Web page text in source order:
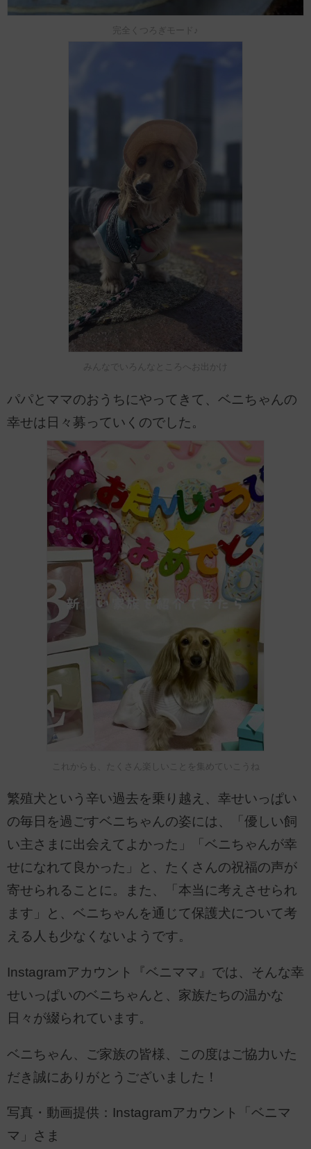
完全くつろぎモード♪
みんなでいろんなところへお出かけ
パパとママのおうちにやってきて、ベニちゃんの
幸せは日々募っていくのでした。
これからも、たくさん楽しいことを集めていこうね
繁殖犬という辛い過去を乗り越え、幸せいっぱい
の毎日を過ごすベニちゃんの姿には、「優しい飼
い主さまに出会えてよかった」「ベニちゃんが幸
せになれて良かった」と、たくさんの祝福の声が
寄せられることに。また、「本当に考えさせられ
ます」と、ベニちゃんを通じて保護犬について考
える人も少なくないようです。
Instagramアカウント『ベニママ』では、そんな幸
せいっぱいのベニちゃんと、家族たちの温かな
日々が綴られています。
ベニちゃん、ご家族の皆様、この度はご協力いた
だき誠にありがとうございました！
写真・動画提供：Instagramアカウント「ベニマ
マ」さま